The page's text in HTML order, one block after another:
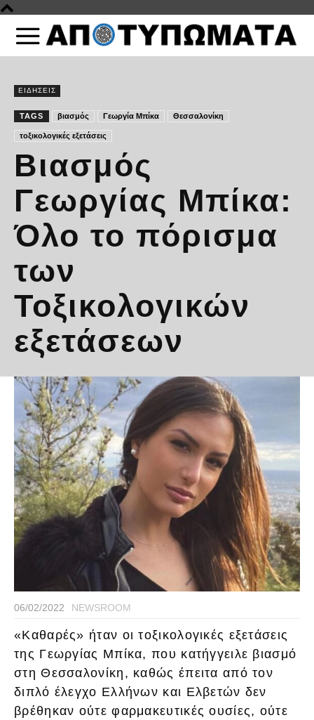
ΕΙΔΗΣΕΙΣ
TAGS βιασμός Γεωργία Μπίκα Θεσσαλονίκη
τοξικολογικές εξετάσεις
Βιασμός
Γεωργίας Μπίκα:
Όλο το πόρισμα
των
Τοξικολογικών
εξετάσεων
06/02/2022 NEWSROOM
«Καθαρές» ήταν οι τοξικολογικές εξετάσεις
της Γεωργίας Μπίκα, που κατήγγειλε βιασμό
στη Θεσσαλονίκη, καθώς έπειτα από τον
διπλό έλεγχο Ελλήνων και Ελβετών δεν
βρέθηκαν ούτε φαρμακευτικές ουσίες, ούτε